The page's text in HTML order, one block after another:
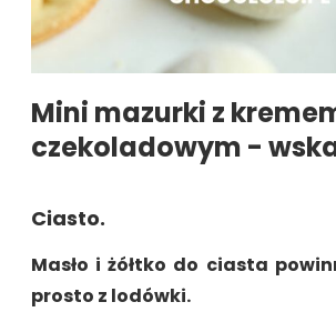
Mini mazurki z
czekoladowym -
Ciasto.
Masło i żółtko do ciasta
prosto z lodówki.